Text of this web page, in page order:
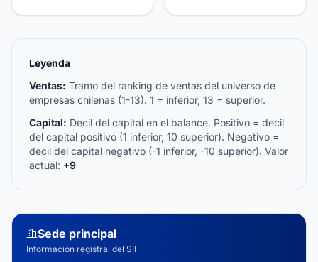
Leyenda
Ventas: Tramo del ranking de ventas del universo de
empresas chilenas (1-13). 1 = inferior, 13 = superior.
Capital: Decil del capital en el balance. Positivo = decil
del capital positivo (1 inferior, 10 superior). Negativo =
decil del capital negativo (-1 inferior, -10 superior). Valor
actual: +9
Sede principal
Información registral del SII